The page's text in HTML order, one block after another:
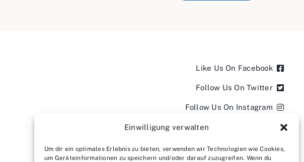
Einwilligung verwalten
Um dir ein optimales Erlebnis zu bieten, verwenden wir Technologien wie Cookies,
um Geräteinformationen zu speichern und/oder darauf zuzugreifen. Wenn du
Like Us On Facebook
Follow Us On Twitter
Follow Us On Instagram
Follow Us On LinkedIn
Follow us on YouTube